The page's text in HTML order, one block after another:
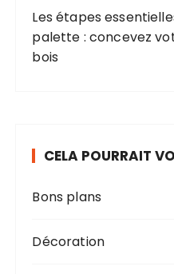
Les étapes
palette : concevez
bois
CELA POURRAIT
Bons plans
Décoration